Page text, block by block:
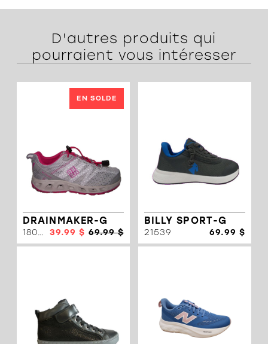
D'autres produits qui
pourraient vous intéresser
EN SOLDE
DRAINMAKER-G
18053 39.99 $ 69.99 $
BILLY SPORT-G
21539 69.99 $